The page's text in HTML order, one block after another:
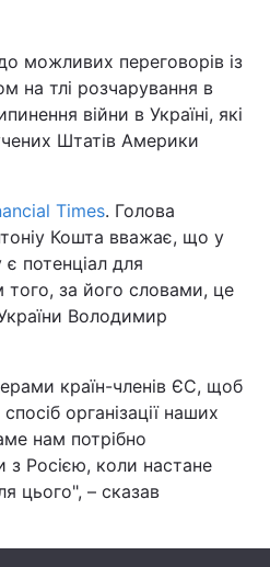
Політика
Наука
Лайт
Інциденти
Туризм
Регіони
можливих переговорів із
на тлі розчарування в
війни в Україні, які
Штатів Америки
Times. Голова
Кошта вважає, що у
потенціал для
того, за його словами, це
Володимир
країн-членів ЄС, щоб
організації наших
нам потрібно
з Росією, коли настане
цього", – сказав